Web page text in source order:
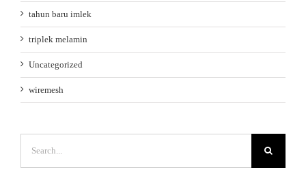
tahun baru imlek
triplek melamin
Uncategorized
wiremesh
for: